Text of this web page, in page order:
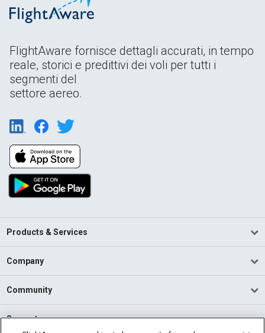
FlightAware fornisce dettagli accurati, in tempo
reale, storici e predittivi dei voli per tutti i
segmenti del
settore aereo.
Products & Services
Company
Community
Support